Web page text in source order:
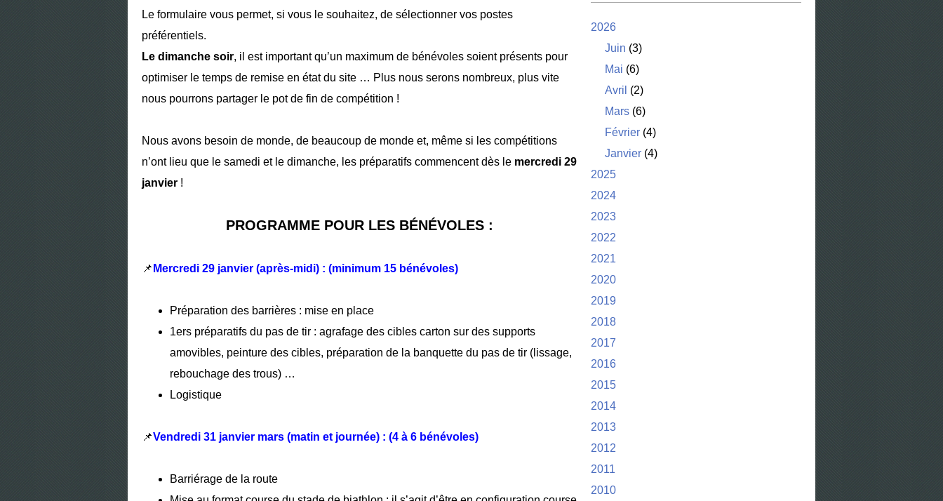
Le formulaire vous permet, si vous le souhaitez, de sélectionner vos postes
préférentiels.
Le dimanche soir, il est important qu’un maximum de bénévoles soient présents pour
optimiser le temps de remise en état du site … Plus nous serons nombreux, plus vite
nous pourrons partager le pot de fin de compétition !
Nous avons besoin de monde, de beaucoup de monde et, même si les compétitions
n’ont lieu que le samedi et le dimanche, les préparatifs commencent dès le mercredi 29
janvier !
PROGRAMME POUR LES BÉNÉVOLES :
📌 Mercredi 29 janvier (après-midi) : (minimum 15 bénévoles)
Préparation des barrières : mise en place
1ers préparatifs du pas de tir : agrafage des cibles carton sur des supports
amovibles, peinture des cibles, préparation de la banquette du pas de tir (lissage,
rebouchage des trous) …
Logistique
📌Vendredi 31 janvier mars (matin et journée) : (4 à 6 bénévoles)
Barriérage de la route
2026
Juin (3)
Mai (6)
Avril (2)
Mars (6)
Février (4)
Janvier (4)
2025
2024
2023
2022
2021
2020
2019
2018
2017
2016
2015
2014
2013
2012
2011
2010